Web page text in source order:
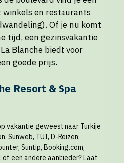
en restaurants
Of je nu komt
tijd, een gezinsvakantie
Blanche biedt voor
goede prijs.
Resort & Spa
vakantie geweest naar Turkije
Sunweb, TUI, D-Reizen,
Suntip, Booking.com,
of een andere aanbieder? Laat